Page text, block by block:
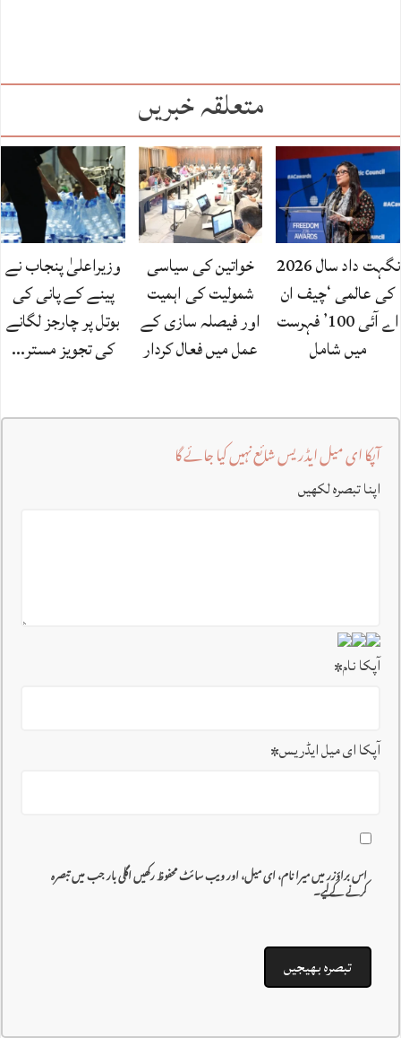
متعلقہ خبریں
نگہت داد سال 2026
کی عالمی ‘چیف ان
اے آئی 100’ فہرست
میں شامل
خواتین کی سیاسی
شمولیت کی اہمیت
اور فیصلہ سازی کے
عمل میں فعال کردار
وزیراعلیٰ پنجاب نے
پینے کے پانی کی
بوتل پر چارجز لگانے
کی تجویز مستر…
آپکا ای میل ایڈریس شائع نہیں کیا جائے گا
اپنا تبصرہ لکھیں
آپکا نام*
آپکا ای میل ایڈریس*
اس براؤزر میں میرا نام، ای میل، اور ویب سائٹ محفوظ رکھیں اگلی بار جب میں تبصرہ
کرنے کےلیے۔